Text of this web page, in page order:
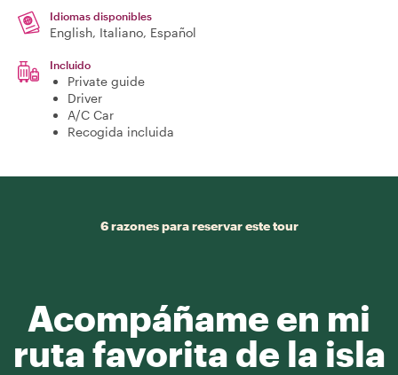
Idiomas disponibles
English, Italiano, Español
Incluido
Private guide
Driver
A/C Car
Recogida incluida
6 razones para reservar este tour
Acompáñame en mi
ruta favorita de la isla